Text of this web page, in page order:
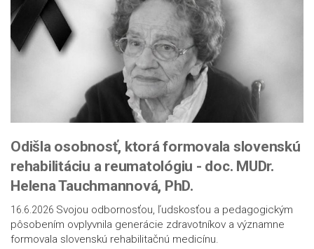
Odišla osobnosť, ktorá formovala slovenskú
rehabilitáciu a reumatológiu - doc. MUDr.
Helena Tauchmannová, PhD.
16.6.2026 Svojou odbornosťou, ľudskosťou a pedagogickým
pôsobením ovplyvnila generácie zdravotníkov a významne
formovala slovenskú rehabilitačnú medicínu.